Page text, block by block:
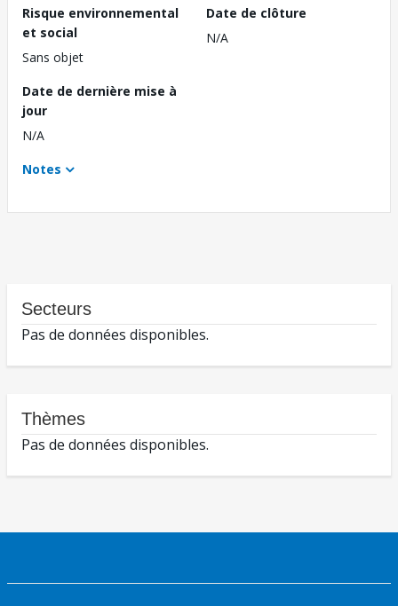
Risque environnemental
et social
Sans objet
Date de clôture
N/A
Date de dernière mise à
jour
N/A
Notes
Secteurs
Pas de données disponibles.
Thèmes
Pas de données disponibles.